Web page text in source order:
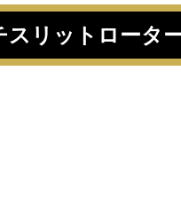
スリットロータ